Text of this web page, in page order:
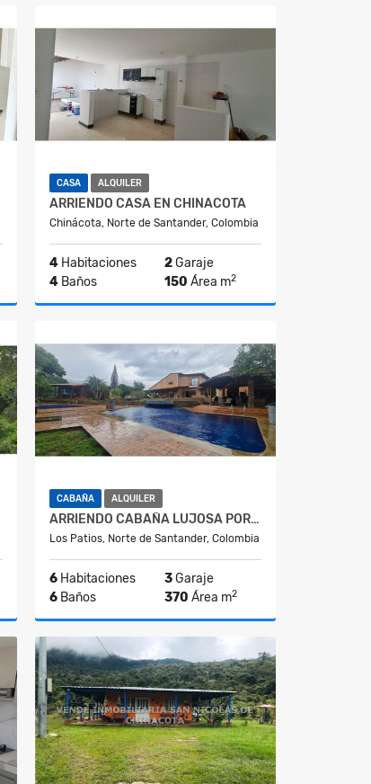
$3.400.000.000
CASA ALQUILER
ARRIENDO CASA EN CHINACOTA
Chinácota, Norte de Santander, Colombia
4 Habitaciones 2Garaje
4 Baños 150 Área m2
$1.200.000
CABAÑA ALQUILER
ARRIENDO CABAÑA LUJOSA POR MESES EN LAGOS DE PALUJAN
Los Patios, Norte de Santander, Colombia
6 Habitaciones 3Garaje
6 Baños 370 Área m2
$5.000.000